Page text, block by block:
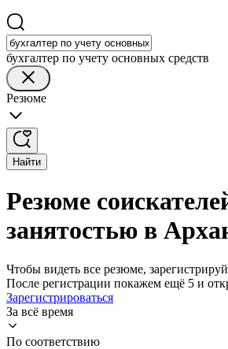
бухгалтер по учету основных средств
Резюме
Найти
Резюме
занятостью в
Чтобы видеть все резюме,
После регистрации покажем ещё 5 и
Зарегистрироваться
За всё время
По соответствию